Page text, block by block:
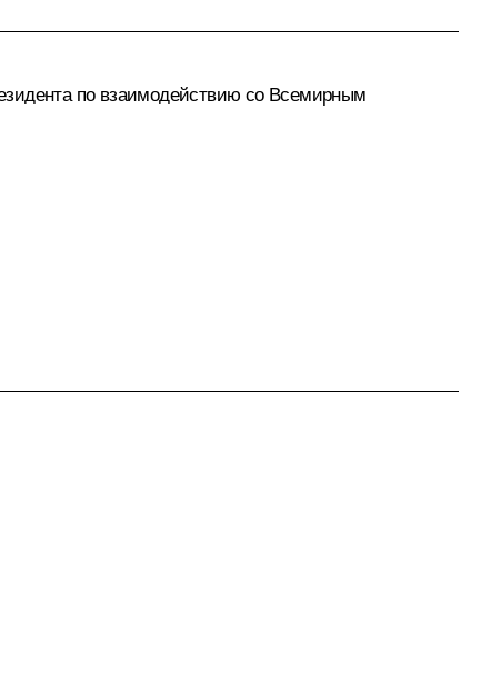
по взаимодействию со Всемирным